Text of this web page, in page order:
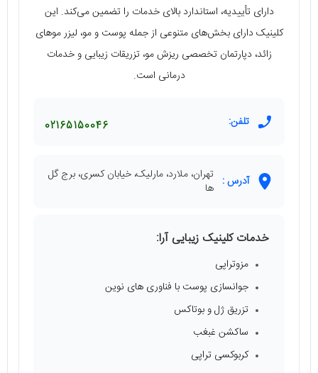
دارای تأییدیه، استاندارد بالای خدمات را تضمین می‌کند. این
کلینیک دارای بخش‌های متنوعی از جمله پوست و مو، لیزر موهای
زائد، دپارتمان تخصصی ریزش مو، تزریقات زیبایی و خدمات
درمانی است.
تلفن: 02165150046
آدرس : تهران، ملارد، مارلیک، خیابان کسری، برج گل
ها
خدمات کلینیک زیبایی آرا:
مزوتراپی
جوانسازی پوست با فناوری های نوین
تزریق ژل و بوتاکس
ساکشن غبغب
کربوکسی تراپی